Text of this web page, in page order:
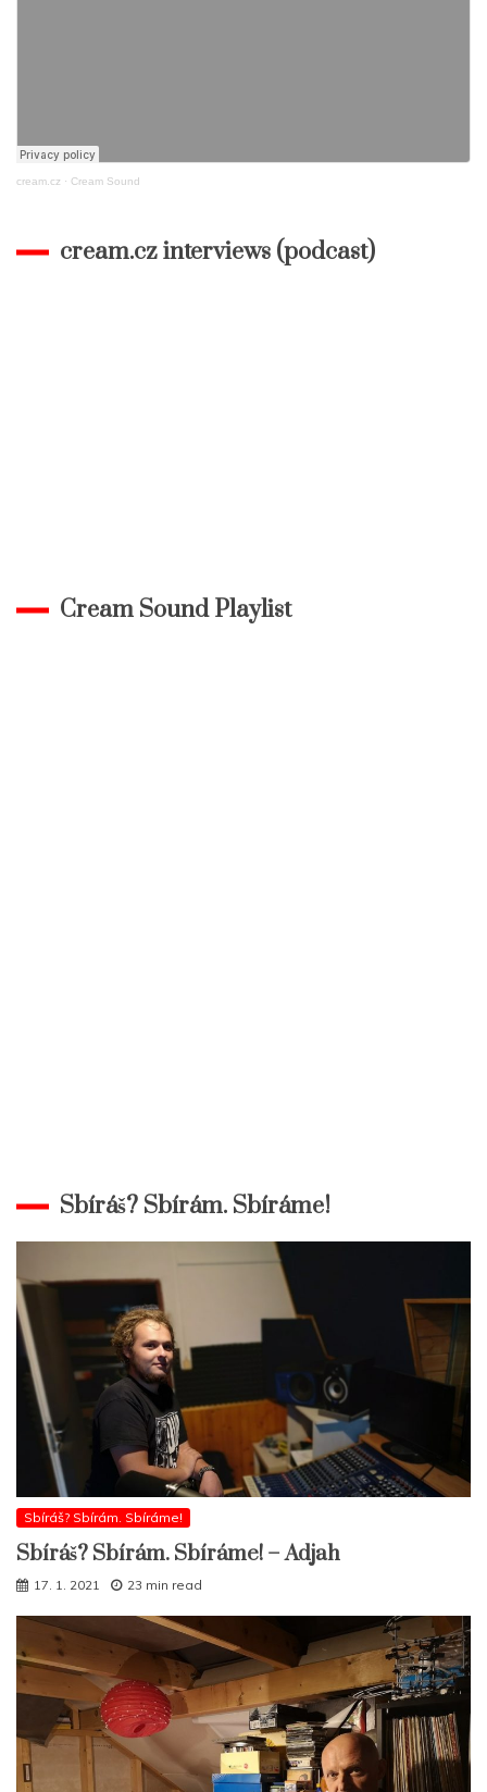
cream.cz · Cream Sound
cream.cz interviews (podcast)
Cream Sound Playlist
Sbíráš? Sbírám. Sbíráme!
Sbíráš? Sbírám. Sbíráme!
Sbíráš? Sbírám. Sbíráme! – Adjah
17. 1. 2021 23 min read